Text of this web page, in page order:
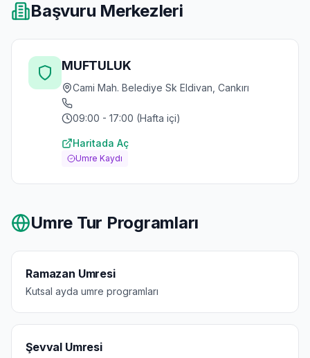
Başvuru Merkezleri
MUFTULUK
Cami Mah. Belediye Sk Eldivan, Cankırı
09:00 - 17:00 (Hafta içi)
Haritada Aç
Umre Kaydı
Umre Tur Programları
Ramazan Umresi
Kutsal ayda umre programları
Şevval Umresi